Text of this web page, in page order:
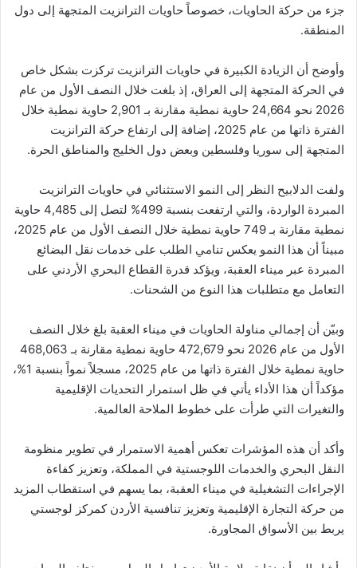
جزء من حركة الحاويات، خصوصاً حاويات الترانزيت المتجهة إلى دول
المنطقة.
وأوضح أن الزيادة الكبيرة في حاويات الترانزيت تركزت بشكل خاص
في الحركة المتجهة إلى العراق، إذ بلغت خلال النصف الأول من عام
2026 نحو 24,664 حاوية نمطية مقارنة بـ 2,901 حاوية نمطية خلال
الفترة ذاتها من عام 2025، إضافة إلى ارتفاع حركة الترانزيت
المتجهة إلى سوريا وفلسطين وبعض دول الخليج والمناطق الحرة.
ولفت الدلابيح النظر إلى النمو الاستثنائي في حاويات الترانزيت
المبردة الواردة، والتي ارتفعت بنسبة 499% لتصل إلى 4,485 حاوية
نمطية مقارنة بـ 749 حاوية نمطية خلال النصف الأول من عام 2025،
مبيناً أن هذا النمو يعكس تنامي الطلب على خدمات نقل البضائع
المبردة عبر ميناء العقبة، ويؤكد قدرة القطاع البحري الأردني على
التعامل مع متطلبات هذا النوع من الشحنات.
وبيّن أن إجمالي مناولة الحاويات في ميناء العقبة بلغ خلال النصف
الأول من عام 2026 نحو 472,679 حاوية نمطية مقارنة بـ 468,063
حاوية نمطية خلال الفترة ذاتها من عام 2025، مسجلاً نمواً بنسبة 1%،
مؤكداً أن هذا الأداء يأتي في ظل استمرار التحديات الإقليمية
والتغيرات التي طرأت على خطوط الملاحة العالمية.
وأكد أن هذه المؤشرات تعكس أهمية الاستمرار في تطوير منظومة
النقل البحري والخدمات اللوجستية في المملكة، وتعزيز كفاءة
الإجراءات التشغيلية في ميناء العقبة، بما يسهم في استقطاب المزيد
من حركة التجارة الإقليمية وتعزيز تنافسية الأردن كمركز لوجستي
يربط بين الأسواق المجاورة.